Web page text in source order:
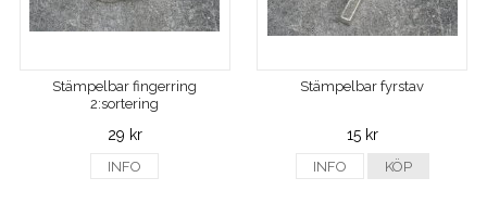
Stämpelbar fingerring
2:sortering
29 kr
INFO
Stämpelbar fyrstav
15 kr
INFO KÖP